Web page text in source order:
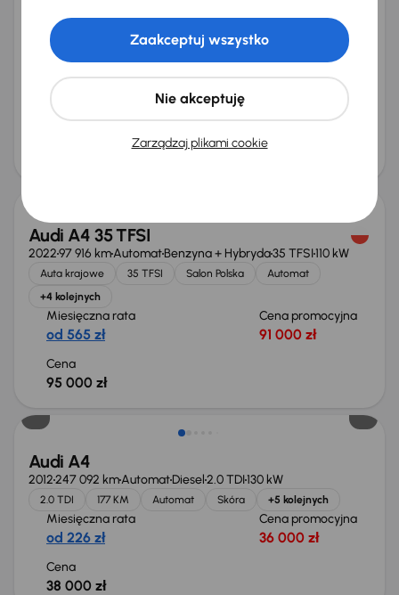
2022109 067 km
Od pierwszego właściciela
Książka serwisowa
Miesięczna rata
od 536 zł
Cena promocyjna
Audi A4 35 TFSI
202297 916 kmAutomatBenzyna + Hybryda35 TFSI110 kW
Auta krajowe 35 TFSI Salon Polska
Automat
+4 kolejnych
Miesięczna rata
od 565 zł
Cena promocyjna
91 000 zł
Cena
95 000 zł
Audi A4
2012247 092 kmAutomatDiesel2.0 TDI130 kW
2.0 TDI 177 KM Automat Skóra +5 kolejnych
Miesięczna rata
od 226 zł
Cena promocyjna
36 000 zł
Cena
38 000 zł
Zarządzaj plikami cookie
Nie akceptuję
Zaakceptuj wszystko